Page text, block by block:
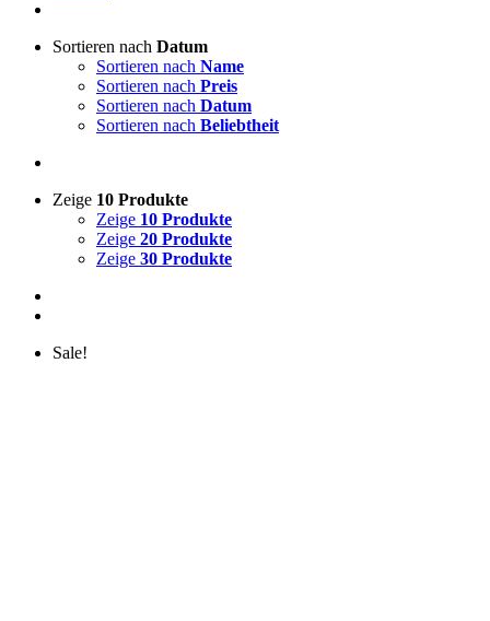
Sortieren nach Datum
Sortieren nach Name
Sortieren nach Preis
Sortieren nach Datum
Sortieren nach Beliebtheit
Zeige 10 Produkte
Zeige 10 Produkte
Zeige 20 Produkte
Zeige 30 Produkte
Sale!